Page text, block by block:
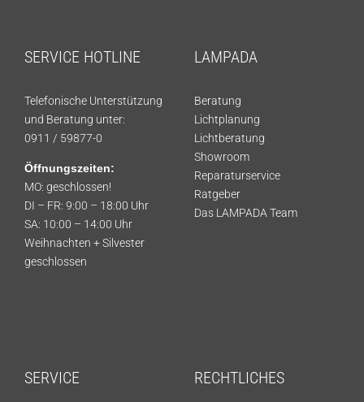
SERVICE HOTLINE
Telefonische Unterstützung
und Beratung unter:
0911 / 59877-0
Öffnungszeiten:
MO: geschlossen!
DI – FR: 9:00 – 18:00 Uhr
SA: 10:00 – 14:00 Uhr
Weihnachten + Silvester
geschlossen
LAMPADA
Beratung
Lichtplanung
Lichtberatung
Showroom
Reparaturservice
Ratgeber
Das LAMPADA Team
SERVICE RECHTLICHES